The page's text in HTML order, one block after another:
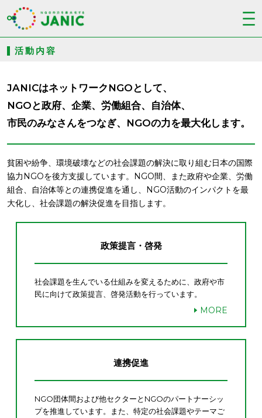
活動内容
JANICはネットワークNGOとして、
NGOと政府、企業、労働組合、自治体、
市民のみなさんをつなぎ、NGOの力を最大化します。
貧困や紛争、環境破壊などの社会課題の解決に取り組む日本の国際
協力NGOを後方支援しています。NGO間、また政府や企業、労働
組合、自治体等との連携促進を通し、NGO活動のインパクトを最
大化し、社会課題の解決促進を目指します。
政策提言・啓発
社会課題を生んでいる仕組みを変えるために、政府や市
民に向けて政策提言、啓発活動を行っています。
MORE
連携促進
NGO団体間および他セクターとNGOのパートナーシッ
プを推進しています。また、特定の社会課題やテーマご